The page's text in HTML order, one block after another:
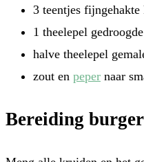
3 teentjes
1 theelepel
halve theelepel
zout en peper naar
Bereiding